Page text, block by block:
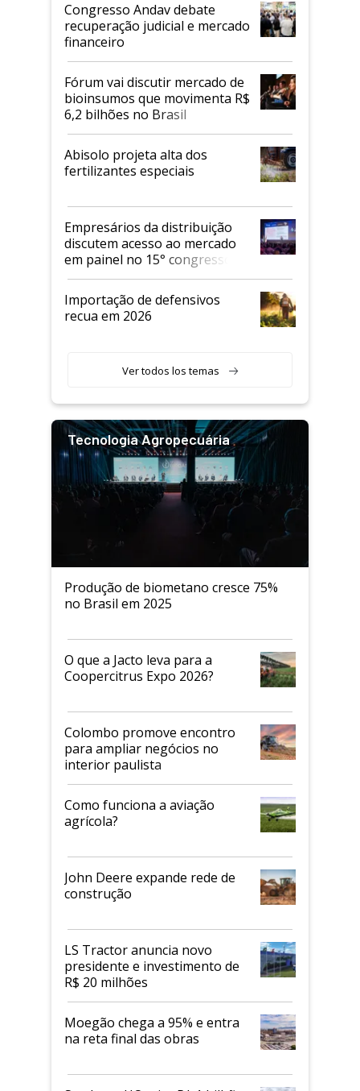
Congresso Andav debate
recuperação judicial e mercado
financeiro
Fórum vai discutir mercado de
bioinsumos que movimenta R$
6,2 bilhões no Brasil
Abisolo projeta alta dos
fertilizantes especiais
Empresários da distribuição
discutem acesso ao mercado
em painel no 15° congresso
Andav
Importação de defensivos
recua em 2026
Ver todos los temas
Tecnologia Agropecuária
Produção de biometano cresce 75%
no Brasil em 2025
O que a Jacto leva para a
Coopercitrus Expo 2026?
Colombo promove encontro
para ampliar negócios no
interior paulista
Como funciona a aviação
agrícola?
John Deere expande rede de
construção
LS Tractor anuncia novo
presidente e investimento de
R$ 20 milhões
Moegão chega a 95% e entra
na reta final das obras